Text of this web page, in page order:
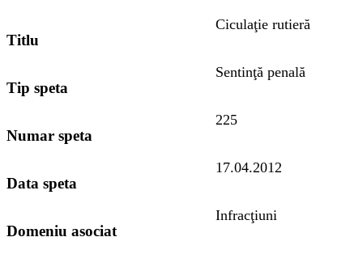
Titlu
Ciculaţie rutieră
Tip speta
Sentinţă penală
Numar speta
225
Data speta
17.04.2012
Domeniu asociat
Infracţiuni